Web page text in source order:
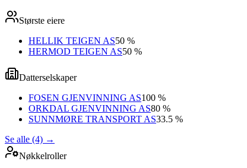
Største eiere
HELLIK TEIGEN AS50 %
HERMOD TEIGEN AS50 %
Datterselskaper
FOSEN GJENVINNING AS100 %
ORKDAL GJENVINNING AS80 %
SUNNMØRE TRANSPORT AS33.5 %
Se alle (4) →
Nøkkelroller